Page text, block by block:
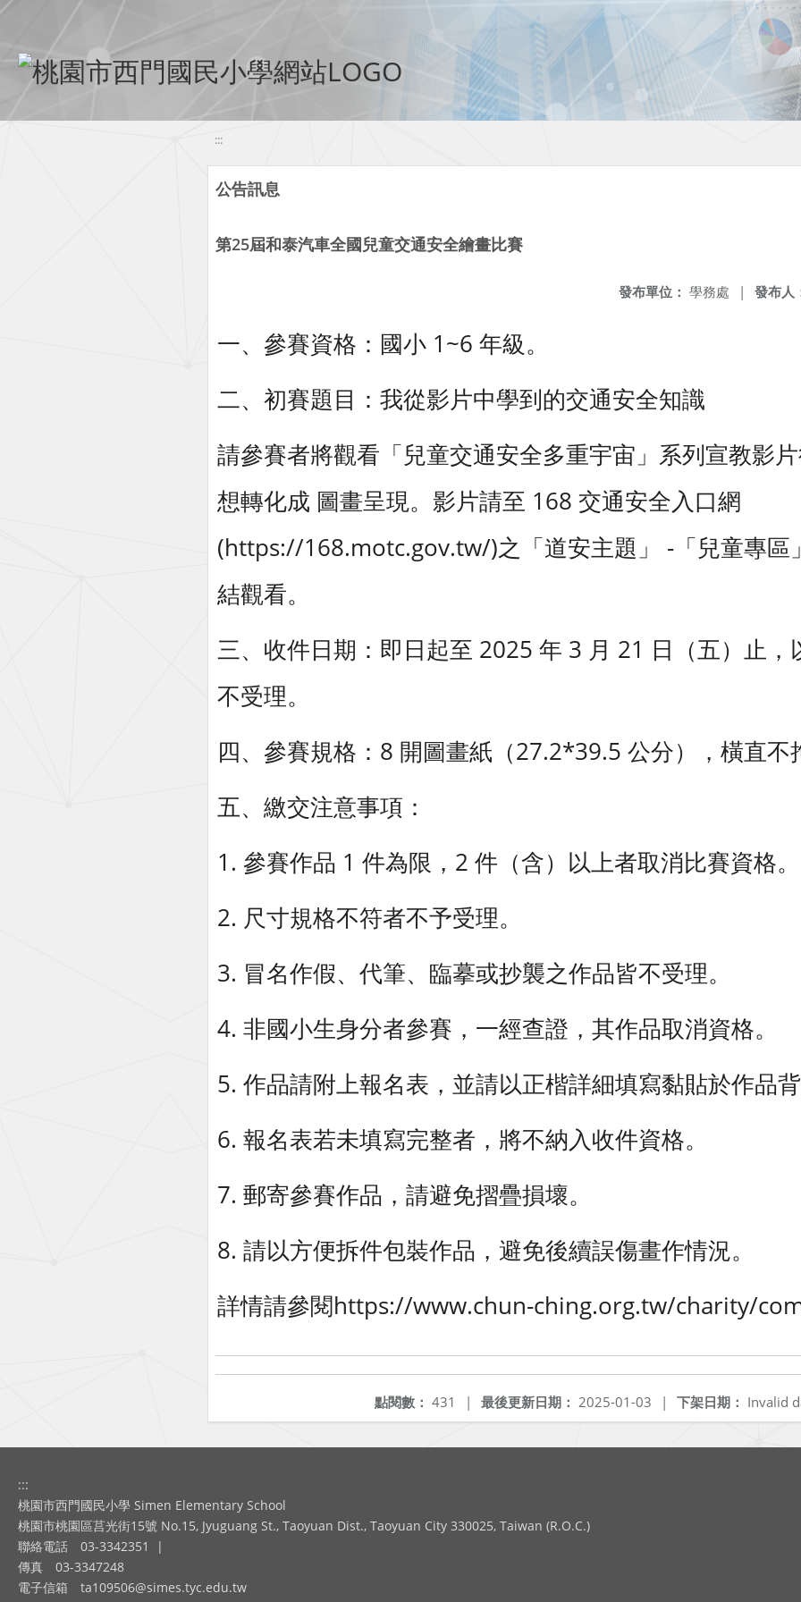
移至網頁之主要內容區位置
:::
公告訊息
第25屆和泰汽車全國兒童交通安全繪畫比賽
發布人
發布單位： 學務處 |
一、參賽資格：國小 1~6 年級。
二、初賽題目：我從影片中學到的交通安全知識
請參賽者將觀看「兒童交通安全多重宇宙」系列宣教影
想轉化成 圖畫呈現。影片請至 168 交通安全入口網
(https://168.motc.gov.tw/)之「道安主題」 -「兒童專區
結觀看。
三、收件日期：即日起至 2025 年 3 月 21 日（五）止，
不受理。
四、參賽規格：8 開圖畫紙（27.2*39.5 公分），橫直不
五、繳交注意事項：
1. 參賽作品 1 件為限，2 件（含）以上者取消比賽資格。
2. 尺寸規格不符者不予受理。
3. 冒名作假、代筆、臨摹或抄襲之作品皆不受理。
4. 非國小生身分者參賽，一經查證，其作品取消資格。
5. 作品請附上報名表，並請以正楷詳細填寫黏貼於作品
6. 報名表若未填寫完整者，將不納入收件資格。
7. 郵寄參賽作品，請避免摺疊損壞。
8. 請以方便拆件包裝作品，避免後續誤傷畫作情況。
詳情請參閱https://www.chun-ching.org.tw/charity/
下架日期： Invalid
最後更新日期： 2025-01-03 |
點閱數： 431 |
:::
桃園市西門國民小學 Simen Elementary School
桃園市桃園區莒光街15號 No.15, Jyuguang St., Taoyuan Dist., Taoyuan City 330025, Taiwan (R.O.C.)
聯絡電話
03-3342351
|
傳真
03-3347248
電子信箱
ta109506@simes.tyc.edu.tw